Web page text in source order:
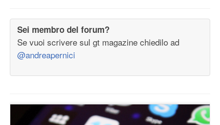
Sei membro del forum?
Se vuoi scrivere sul gt magazine chiedilo ad
@andreapernici